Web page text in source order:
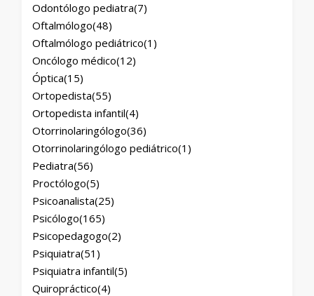
Odontólogo pediatra(7)
Oftalmólogo(48)
Oftalmólogo pediátrico(1)
Oncólogo médico(12)
Óptica(15)
Ortopedista(55)
Ortopedista infantil(4)
Otorrinolaringólogo(36)
Otorrinolaringólogo pediátrico(1)
Pediatra(56)
Proctólogo(5)
Psicoanalista(25)
Psicólogo(165)
Psicopedagogo(2)
Psiquiatra(51)
Psiquiatra infantil(5)
Quiropráctico(4)